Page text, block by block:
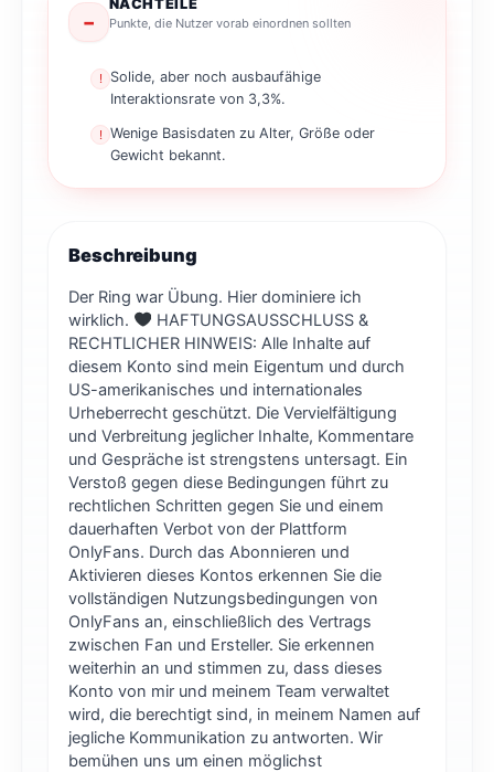
−
NACHTEILE
Punkte, die Nutzer vorab einordnen sollten
! Solide, aber noch ausbaufähige
Interaktionsrate von 3,3%.
! Wenige Basisdaten zu Alter, Größe oder
Gewicht bekannt.
Beschreibung
Der Ring war Übung. Hier dominiere ich
wirklich.
HAFTUNGSAUSSCHLUSS &
RECHTLICHER HINWEIS: Alle Inhalte auf
diesem Konto sind mein Eigentum und durch
US-amerikanisches und internationales
Urheberrecht geschützt. Die Vervielfältigung
und Verbreitung jeglicher Inhalte, Kommentare
und Gespräche ist strengstens untersagt. Ein
Verstoß gegen diese Bedingungen führt zu
rechtlichen Schritten gegen Sie und einem
dauerhaften Verbot von der Plattform
OnlyFans. Durch das Abonnieren und
Aktivieren dieses Kontos erkennen Sie die
vollständigen Nutzungsbedingungen von
OnlyFans an, einschließlich des Vertrags
zwischen Fan und Ersteller. Sie erkennen
weiterhin an und stimmen zu, dass dieses
Konto von mir und meinem Team verwaltet
wird, die berechtigt sind, in meinem Namen auf
jegliche Kommunikation zu antworten. Wir
bemühen uns um einen möglichst